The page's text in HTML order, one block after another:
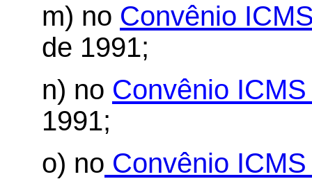
m) no Convênio
de 1991;
n) no Convênio
1991;
o) no Convênio